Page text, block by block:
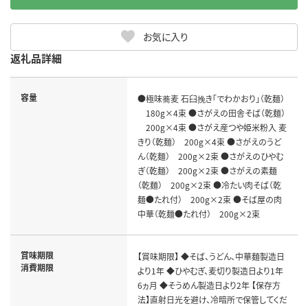
お気に入り
返礼品詳細
容量
●極味蕎麦 石臼挽き「でわかおり」（乾麺）
180g×4束 ●さがえの田舎そば（乾麺）
200g×4束 ●さがえ産つや姫米粉入 麦
きり（乾麺） 200g×4束 ●さがえのうど
ん（乾麺） 200g×2束 ●さがえのひやむ
ぎ（乾麺） 200g×2束 ●さがえの素麺
（乾麺） 200g×2束 ●冷たい肉そば（乾
麺●たれ付） 200g×2束 ●そば屋の肉
中華（乾麺●たれ付） 200g×2束
賞味期限
消費期限
【賞味期限】 ◆そば、うどん、中華麺製造日
より1年 ◆ひやむぎ、麦切り製造日より1年
6ヵ月 ◆そうめん製造日より2年 【保存方
法】直射日光を避け、冷暗所で保管してくだ